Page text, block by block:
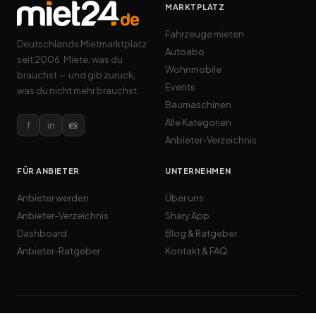
Deutschlands Mietmarktplatz
seit 2006. Miete, was du
brauchst — und gib zurück,
was du nicht mehr brauchst.
f in 📸
MARKTPLATZ
Fahrzeuge mieten
Autoabo
Wohnmobile
Events
Baumaschinen
Alle Kategorien
Anbieter-Verzeichnis
FÜR ANBIETER
Anbieter werden
Anbieter-Verzeichnis
Dashboard
Anbieter-Ratgeber
UNTERNEHMEN
Über uns
Shary App
Blog & Ratgeber
Kontakt & FAQ